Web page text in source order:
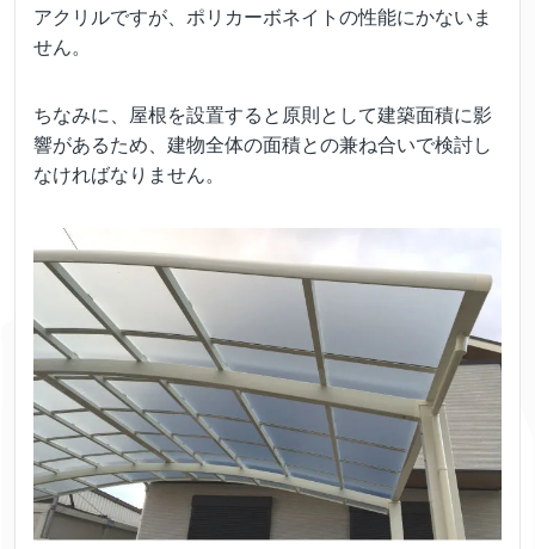
アクリルですが、ポリカーボネイトの性能にかないま
せん。
ちなみに、屋根を設置すると原則として建築面積に影
響があるため、建物全体の面積との兼ね合いで検討し
なければなりません。